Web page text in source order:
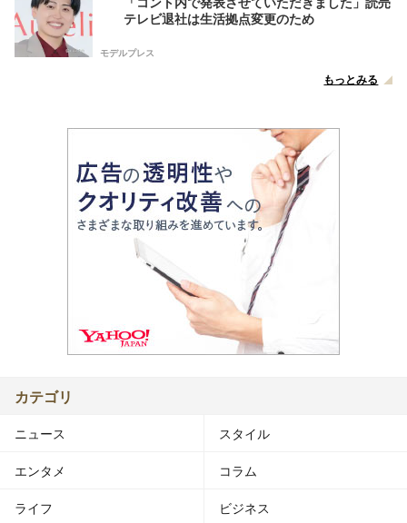
テレビ退社は生活拠点変更のため
モデルプレス
もっとみる
カテゴリ
ニュース スタイル
エンタメ コラム
ライフ ビジネス